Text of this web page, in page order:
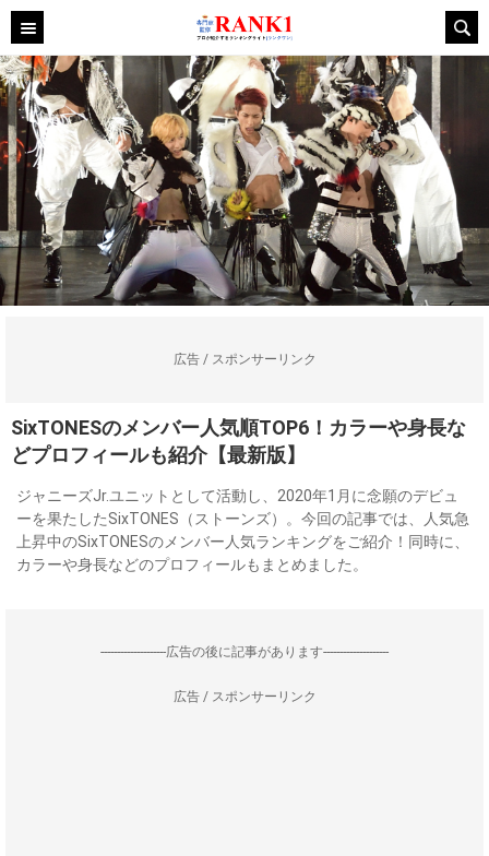
広告 / スポンサーリンク
SixTONESのメンバー人気順TOP6！カラーや身長な
どプロフィールも紹介【最新版】
ジャニーズJr.ユニットとして活動し、2020年1月に念願のデビュ
ーを果たしたSixTONES（ストーンズ）。今回の記事では、人気急
上昇中のSixTONESのメンバー人気ランキングをご紹介！同時に、
カラーや身長などのプロフィールもまとめました。
--------------------広告の後に記事があります--------------------
広告 / スポンサーリンク